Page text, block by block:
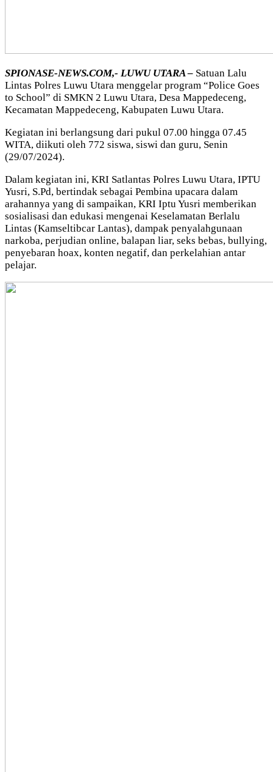
SPIONASE-NEWS.COM,- LUWU UTARA – Satuan Lalu
Lintas Polres Luwu Utara menggelar program “Police Goes
to School” di SMKN 2 Luwu Utara, Desa Mappedeceng,
Kecamatan Mappedeceng, Kabupaten Luwu Utara.
Kegiatan ini berlangsung dari pukul 07.00 hingga 07.45
WITA, diikuti oleh 772 siswa, siswi dan guru, Senin
(29/07/2024).
Dalam kegiatan ini, KRI Satlantas Polres Luwu Utara, IPTU
Yusri, S.Pd, bertindak sebagai Pembina upacara dalam
arahannya yang di sampaikan, KRI Iptu Yusri memberikan
sosialisasi dan edukasi mengenai Keselamatan Berlalu
Lintas (Kamseltibcar Lantas), dampak penyalahgunaan
narkoba, perjudian online, balapan liar, seks bebas, bullying,
penyebaran hoax, konten negatif, dan perkelahian antar
pelajar.